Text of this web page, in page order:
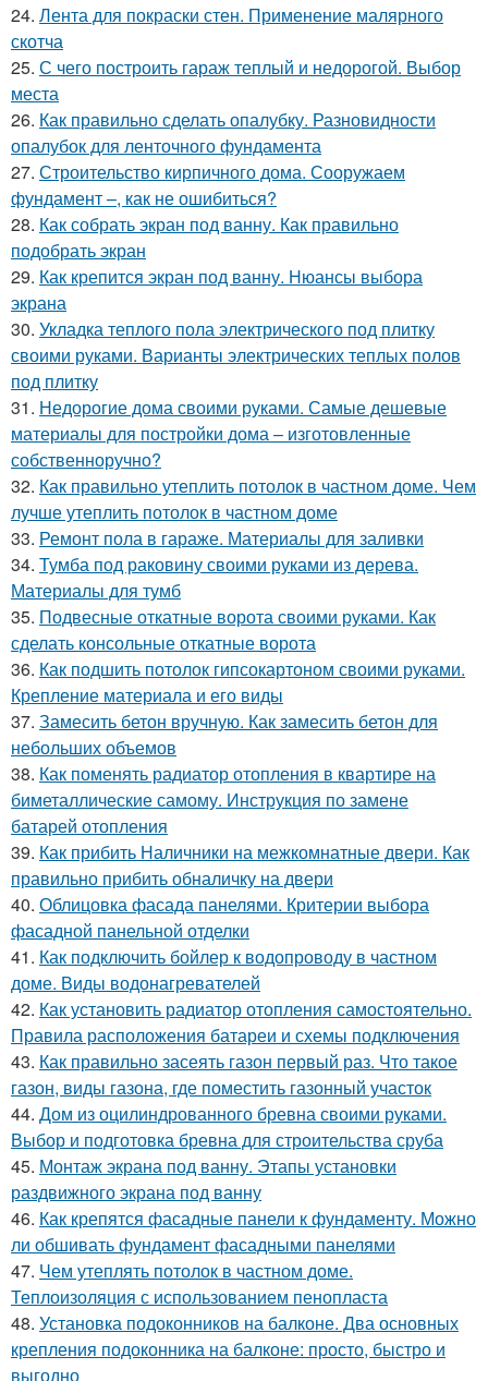
24. Лента для покраски стен. Применение малярного
скотча
25. С чего построить гараж теплый и недорогой. Выбор
места
26. Как правильно сделать опалубку. Разновидности
опалубок для ленточного фундамента
27. Строительство кирпичного дома. Сооружаем
фундамент –, как не ошибиться?
28. Как собрать экран под ванну. Как правильно
подобрать экран
29. Как крепится экран под ванну. Нюансы выбора
экрана
30. Укладка теплого пола электрического под плитку
своими руками. Варианты электрических теплых полов
под плитку
31. Недорогие дома своими руками. Самые дешевые
материалы для постройки дома – изготовленные
собственноручно?
32. Как правильно утеплить потолок в частном доме. Чем
лучше утеплить потолок в частном доме
33. Ремонт пола в гараже. Материалы для заливки
34. Тумба под раковину своими руками из дерева.
Материалы для тумб
35. Подвесные откатные ворота своими руками. Как
сделать консольные откатные ворота
36. Как подшить потолок гипсокартоном своими руками.
Крепление материала и его виды
37. Замесить бетон вручную. Как замесить бетон для
небольших объемов
38. Как поменять радиатор отопления в квартире на
биметаллические самому. Инструкция по замене
батарей отопления
39. Как прибить Наличники на межкомнатные двери. Как
правильно прибить обналичку на двери
40. Облицовка фасада панелями. Критерии выбора
фасадной панельной отделки
41. Как подключить бойлер к водопроводу в частном
доме. Виды водонагревателей
42. Как установить радиатор отопления самостоятельно.
Правила расположения батареи и схемы подключения
43. Как правильно засеять газон первый раз. Что такое
газон, виды газона, где поместить газонный участок
44. Дом из оцилиндрованного бревна своими руками.
Выбор и подготовка бревна для строительства сруба
45. Монтаж экрана под ванну. Этапы установки
раздвижного экрана под ванну
46. Как крепятся фасадные панели к фундаменту. Можно
ли обшивать фундамент фасадными панелями
47. Чем утеплять потолок в частном доме.
Теплоизоляция с использованием пенопласта
48. Установка подоконников на балконе. Два основных
крепления подоконника на балконе: просто, быстро и
выгодно